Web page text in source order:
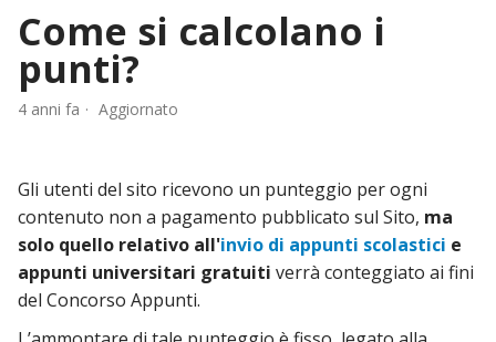
Come si calcolano i
punti?
4 anni fa Aggiornato
Gli utenti del sito ricevono un punteggio per ogni
contenuto non a pagamento pubblicato sul Sito, ma
solo quello relativo all'invio di appunti scolastici e
appunti universitari gratuiti verrà conteggiato ai fini
del Concorso Appunti.